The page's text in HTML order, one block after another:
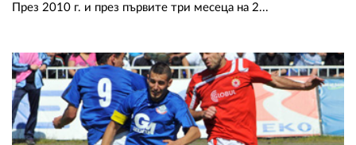
През 2010 г. и през първите три месеца на 2...